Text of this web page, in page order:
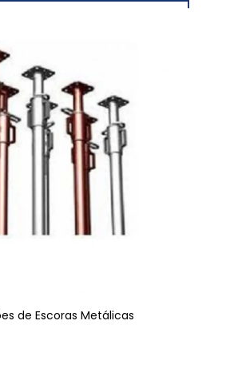
de Escoras Metálicas